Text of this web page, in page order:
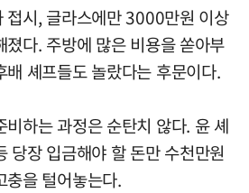
접시, 글라스에만 3000만원 이상
졌다. 주방에 많은 비용을 쏟아부
배 셰프들도 놀랐다는 후문이다.
비하는 과정은 순탄치 않다. 윤 셰
당장 입금해야 할 돈만 수천만원
충을 털어놓는다.